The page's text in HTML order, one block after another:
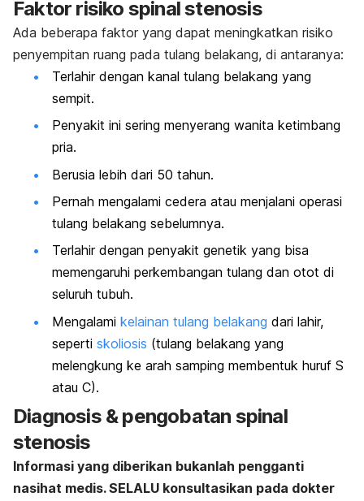
Faktor risiko spinal stenosis
Ada beberapa faktor yang dapat meningkatkan risiko
penyempitan ruang pada tulang belakang, di antaranya:
Terlahir dengan kanal tulang belakang yang
sempit.
Penyakit ini sering menyerang wanita ketimbang
pria.
Berusia lebih dari 50 tahun.
Pernah mengalami cedera atau menjalani operasi
tulang belakang sebelumnya.
Terlahir dengan penyakit genetik yang bisa
memengaruhi perkembangan tulang dan otot di
seluruh tubuh.
Mengalami kelainan tulang belakang dari lahir,
seperti skoliosis (tulang belakang yang
melengkung ke arah samping membentuk huruf S
atau C).
Diagnosis & pengobatan spinal
stenosis
Informasi yang diberikan bukanlah pengganti
nasihat medis. SELALU konsultasikan pada dokter